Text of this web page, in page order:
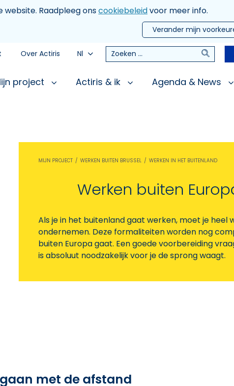
Raadpleeg onscookiebeleidvoor meer info.
Verander mijn
Over Actiris Nl Zoeken
project Actiris & ik Agenda & News
MIJN PROJECT WERKEN BUITEN BRUSSEL WERKEN IN HET BUITENLAND
Werken buiten
Als je in het buitenland gaat werken, moet je heel
ondernemen. Deze formaliteiten worden nog
buiten Europa gaat. Een goede voorbereiding
is absoluut noodzakelijk voor je de sprong waagt.
met de afstand